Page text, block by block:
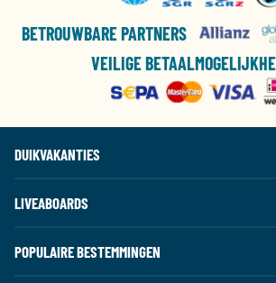
BETROUWBARE PARTNERS
VEILIGE
DUIKVAKANTIES
LIVEABOARDS
POPULAIRE BESTEMMINGEN